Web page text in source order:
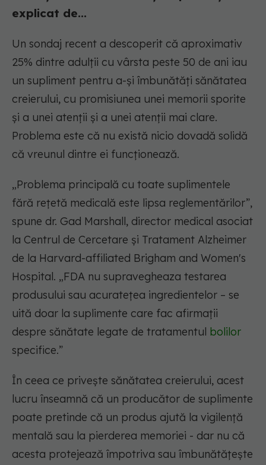
explicat de...
Un sondaj recent a descoperit că aproximativ
25% dintre adulții cu vârsta peste 50 de ani iau
un supliment pentru a-și îmbunătăți sănătatea
creierului, cu promisiunea unei memorii sporite
și a unei atenții și a unei atenții mai clare.
Problema este că nu există nicio dovadă solidă
că vreunul dintre ei funcționează.
„Problema principală cu toate suplimentele
fără rețetă medicală este lipsa reglementărilor”,
spune dr. Gad Marshall, director medical asociat
la Centrul de Cercetare și Tratament Alzheimer
de la Harvard-affiliated Brigham and Women's
Hospital. „FDA nu supravegheaza testarea
produsului sau acuratețea ingredientelor – se
uită doar la suplimente care fac afirmații
despre sănătate legate de tratamentul bolilor
specifice.”
În ceea ce privește sănătatea creierului, acest
lucru înseamnă că un producător de suplimente
poate pretinde că un produs ajută la vigilență
mentală sau la pierderea memoriei - dar nu că
acesta protejează împotriva sau îmbunătățește